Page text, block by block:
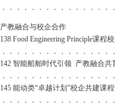
．．．．．．．．．．．．．．
产教融合与校企合作
138 Food Engineering Principle课程
．．．．．．．．．．．．．．
142 智能船舶时代引领 产教融合共
．．．．．．．．．．．．．．
145 能动类“卓越计划”校企共建课
．．．．．．．．．．．．．．